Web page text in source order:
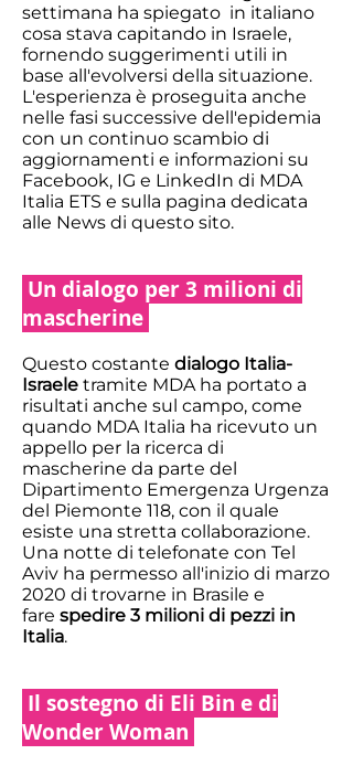
settimana ha spiegato in italiano
cosa stava capitando in Israele,
fornendo suggerimenti utili in
base all'evolversi della situazione.
L'esperienza è proseguita anche
nelle fasi successive dell'epidemia
con un continuo scambio di
aggiornamenti e informazioni su
Facebook, IG e LinkedIn di MDA
Italia ETS e sulla pagina dedicata
alle News di questo sito.
Un dialogo per 3 milioni di
mascherine
Questo costante dialogo Italia-
Israele tramite MDA ha portato a
risultati anche sul campo, come
quando MDA Italia ha ricevuto un
appello per la ricerca di
mascherine da parte del
Dipartimento Emergenza Urgenza
del Piemonte 118, con il quale
esiste una stretta collaborazione.
Una notte di telefonate con Tel
Aviv ha permesso all'inizio di marzo
2020 di trovarne in Brasile e
fare spedire 3 milioni di pezzi in
Italia.
Il sostegno di Eli Bin e di
Wonder Woman